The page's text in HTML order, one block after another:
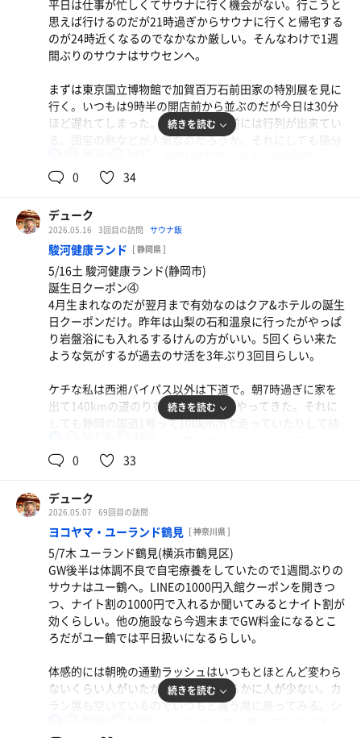
さて、岩盤浴で少し横になってから帰ろうかな。これで鶴
見で行ったことがないのはあとゆげ蔵か。
を見るとまだ2分しか経っていない。肩や腕に汗か滲んで
くる。やっぱりサウナっていいなぁ。と思っていると話し
声が聞こえてくる。竜泉寺や満天の湯は騒しいからあえて
ユー鶴に来ているというのにユー鶴のサ室内が騒しいとな
んだかなぁという気持ちになってしまう。
1セット目は上段で7分、2セット目は下段5分、 3セット目
は下段6分。1か月ぶりのサウナは熱い。11℃の水風呂は冷
心地いい。こういうのがいいんだよなぁとつくづく。
これからもサウナに行きたい。
サウナは8人掛け×5段だから定員40人。多分全員が胡座を
かけるくらいゆったりしているのは流石。温度計は78〜
80℃辺りを指しているが、4段目や5段目は10分入るのも
キツいくらいでなかなかの熱さ。最初は4段だと思ったが
ることはまずない。スタッフがストーブ脇にあるおちょこ
みたいなのに何かを補充していた。アロマオイルだろう
か。アロマの香りはほとんど気付かない。
が、荷物置き場がないのでサウナハットなんかはベンチに
しい。
3セット目は11時のオートロウリュに合わせて時間調整。
20分ごとのオートロウリュならチャンスは何度もあるが1
時間に1回となると入ったタイミングによっては1回しかチ
ャンスがない。森乃彩みたいに時間がずれているかもしれ
ないので4分前にサ室に入って最上段でスタンバイ。サ室
内は7〜8人くらい。
プシュプシュと水が滴る音がする。もしや終わったばかり
か？と思ったが11時1分頃にライトアップが始まった。ス
プリンクラーのようなシャワータイプが多い中、滑り台の
ように斜めに水が流れてくるのは珍しい。で、これがかな
のオートロウリュ。逃げ出すほどではないが十分満足。
水風呂は16℃くらいかと思ったが温度計は18〜19℃。長
めに2分ほど入ってから水風呂脇の石椅子に座禅を組むよ
うにして座るとかなり深いところまでいける。
3セット2時間。ありがとうございました。
平日は仕事が忙しくてサウナに行く機会がない。行こうと
思えば行けるのだが21時過ぎからサウナに行くと帰宅する
のが24時近くなるのでなかなか厳しい。そんなわけで1週
間ぶりのサウナはサウセンへ。
まずは東京国立博物館で加賀百万石前田家の特別展を見に
行く。いつもは9時半の開店前から並ぶのだが今日は30分
ほど遅れてしまった。が、平成館の前には行列が出来てい
る。国宝の剣などが人気なのだろうか。それにしても随分
音声ガイドも700円に値上がりか。
トーハクは2時間半ほどで切り上げてサウセンへ。トーハ
クの正門からサウセンまでは歩いて約10分。孤独のグルメ
に出た鶯谷の鳥椿は相変わらず並んでいる。サウセンには
12時半過ぎに到着。威勢のいいフロントの方から3時間コ
ースか8時間コースのどちらにするが聞かれて3時間コース
もできたのですねと1月に来たときと同じ反応をしてしま
う。のんびりしたいので8時間コースを選択。アドバイザ
ー証を見せて2800円が2500円になる。
時間的に13時のアウフグースにちょうどいいか。浴室入口
洗体してサ室に入る際にスケジュール表が目に入る。ん？
土日は毎時間開催ではなくなったのか？
イヨシコーラの香りが広がる。これってイヨシコーラのア
ーラロウリュなのだろうか。正確にはアイスボールだけ
ど。
サ室は私の知っているサウセンより若干熱めの96℃くら
い。ロウリュは上段でも軽めなので中段以下だと多分物足
りないだろう。 3セットを12分弱で終了。10人以上いると
ととのい難民になるので終わったあとも3分くらい残ると
椅子にも空きが出てくる。
3セットを終えて食堂でサ飯を食べて5Fで休憩。2時間半ほ
ど休憩して浴室に行くと17時のアウフグース中。担当はネ
モトさん。かなり強烈そうで途中でたまらず出てくる人が
ちらほら。21時は激熱らしい。今度味わってみたい。
値上げしたからかわからないがサウセンもかなり人が減っ
続きを読む
0 34
デューク
2026.05.16 3回目の訪問 サウナ飯
駿河健康ランド [ 静岡県 ]
5/16土 駿河健康ランド(静岡市)
誕生日クーポン④
4月生まれなのだが翌月まで有効なのはクア&ホテルの誕生
日クーポンだけ。昨年は山梨の石和温泉に行ったがやっぱ
り岩盤浴にも入れるするけんの方がいい。5回くらい来た
ような気がするが過去のサ活を3年ぶり3回目らしい。
ケチな私は西湘バイパス以外は下道で。朝7時過ぎに家を
出て140kmの道のりを3.5時間かけてやってきた。それに
しても静岡の国道1号って100km/hで走っていたりして結
かなり効く炭酸泉。私の体には1番効く炭酸泉かもしれな
い。１セット目は高温サウナ。初めて来たときは迷ったが
もう迷うことはない。入口に設定104℃とあるがかなり強
烈。ユー鶴とは明らかにレベルが違う。草加級の熱さ。胡
座をかいていると足の指や膝頭がヒリヒリ熱くなってく
る。コイツは熱いなと8分で出る。
水風呂は16℃とまぁまぁ。露天の水風呂は源泉掛け流しだ
から潜ってもいいと書いてある。よし、次に入ってみる
か。
2セット目は12時近かったのでフィンランドサウナへ。11
時55分におちょこ1〜2杯分のオートロウリュが発動。サ室
続きを読む
0 33
デューク
2026.05.07 69回目の訪問
ヨコヤマ・ユーランド鶴見 [ 神奈川県 ]
5/7木 ユーランド鶴見(横浜市鶴見区)
GW後半は体調不良で自宅療養をしていたので1週間ぶりの
サウナはユー鶴へ。LINEの1000円入館クーポンを開きつ
つ、ナイト割の1000円で入れるか聞いてみるとナイト割が
効くらしい。他の施設なら今週末までGW料金になるとこ
ろだがユー鶴では平日扱いになるらしい。
体感的には朝晩の通勤ラッシュはいつもとほとんど変わら
ないくらい人がいたが、ユー鶴は明らかに人が少ない。カ
ラン席も空いているのでいつもと違う席に座ってみる。シ
続きを読む